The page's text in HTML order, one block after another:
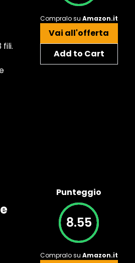
Compralo su Amazon.it
Vai all'offerta
Add to Cart
Punteggio
8.55
Compralo su Amazon.it